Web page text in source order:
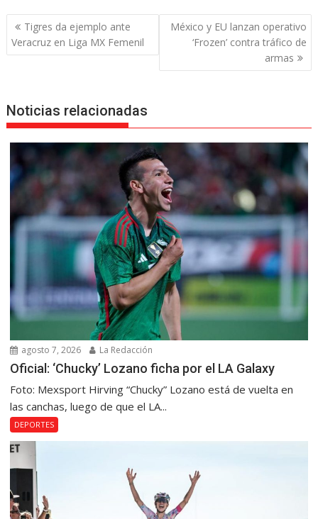
Navegación
de
entradas
Tigres da ejemplo ante
Veracruz en Liga MX Femenil
México y EU lanzan operativo
‘Frozen’ contra tráfico de
armas
Noticias relacionadas
agosto 7, 2026 La Redacción
Oficial: ‘Chucky’ Lozano ficha por el LA Galaxy
Foto: Mexsport Hirving “Chucky” Lozano está de vuelta en
las canchas, luego de que el LA...
DEPORTES